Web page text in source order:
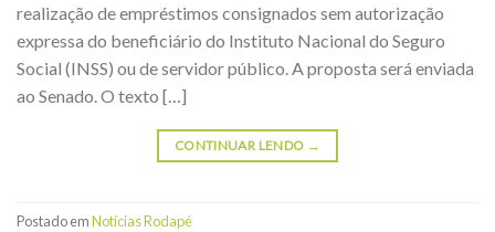
realização de empréstimos consignados sem autorização
expressa do beneficiário do Instituto Nacional do Seguro
Social (INSS) ou de servidor público. A proposta será enviada
ao Senado. O texto […]
CONTINUAR LENDO →
Postado emNotícias Rodapé